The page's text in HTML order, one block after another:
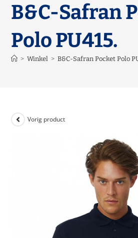
B&C-Safran
Polo PU415.
> Winkel > B&C-Safran Pocket Polo
Vorig product